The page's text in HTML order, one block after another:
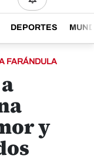
DEPORTES
FARÁNDULA
y